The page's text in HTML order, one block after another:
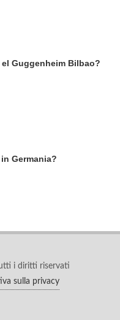
Guggenheim Bilbao?
Germania?
i diritti riservati
sulla privacy